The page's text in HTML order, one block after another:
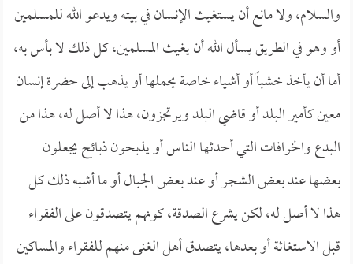
والسلام، ولا مانع أن يستغيث الإنسان في بيته ويدعو الله للمسلمين
أو وهو في الطريق يسأل الله أن يغيث المسلمين، كل ذلك لا بأس به،
أما أن يأخذ خشباً أو أشياء خاصة يحملها أو يذهب إلى حضرة إنسان
معين كأمير البلد أو قاضي البلد ويرتجزون، هذا لا أصل له، هذا من
البدع والخرافات التي أحدثها الناس أو يذبحون ذبائح يجعلون
بعضها عند بعض الشجر أو عند بعض الجبال أو ما أشبه ذلك كل
هذا لا أصل له، لكن يشرع الصدقة، كونهم يتصدقون على الفقراء
قبل الاستغاثة أو بعدها، يتصدق أهل الغنى منهم للفقراء والمساكين